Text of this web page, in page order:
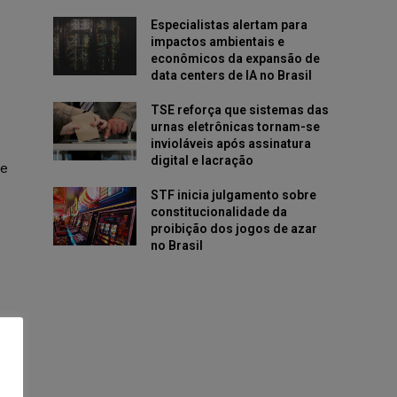
Especialistas alertam para
impactos ambientais e
econômicos da expansão de
data centers de IA no Brasil
TSE reforça que sistemas das
urnas eletrônicas tornam-se
invioláveis após assinatura
digital e lacração
STF inicia julgamento sobre
constitucionalidade da
proibição dos jogos de azar
no Brasil